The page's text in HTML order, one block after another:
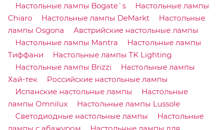
Настольные лампы Bogate`s
Настольные лампы
Chiaro
Настольные лампы DeMarkt
Настольные
лампы Osgona
Австрийские настольные лампы
Настольные лампы Mantra
Настольные лампы
Тиффани
Настольные лампы TK Lighting
Настольные лампы Brizzi
Настольные лампы
Хай-тек
Российские настольные лампы
Испанские настольные лампы
Настольные
лампы Omnilux
Настольные лампы Lussole
Светодиодные настольные лампы
Настольные